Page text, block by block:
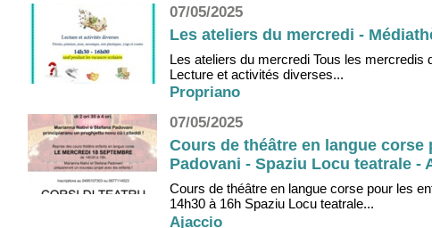
07/05/2025
Les ateliers du mercredi -
Les ateliers du mercredi Tous les
Lecture et activités diverses...
Propriano
07/05/2025
Cours de théâtre en langue
Padovani - Spaziu Locu teatrale -
Cours de théâtre en langue corse pour les
14h30 à 16h Spaziu Locu teatrale...
Ajaccio